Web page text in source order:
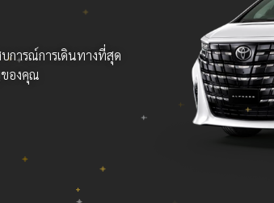
การณ์การเดินทางที่สุด
ของคุณ